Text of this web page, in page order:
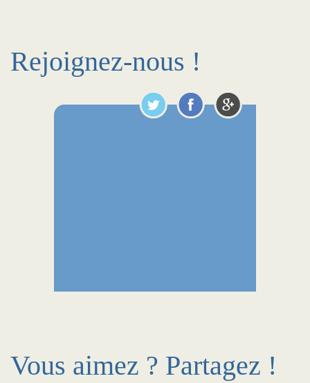
Rejoignez-nous !
Vous aimez ? Partagez !